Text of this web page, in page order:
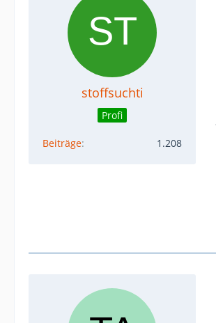
stoffsuchti
Profi
Beiträge 1.208